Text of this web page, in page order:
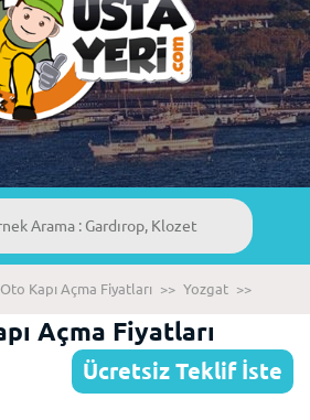
Kapı Açma Fiyatları >> Yozgat >>
Açma Fiyatları
Ücretsiz Teklif İste